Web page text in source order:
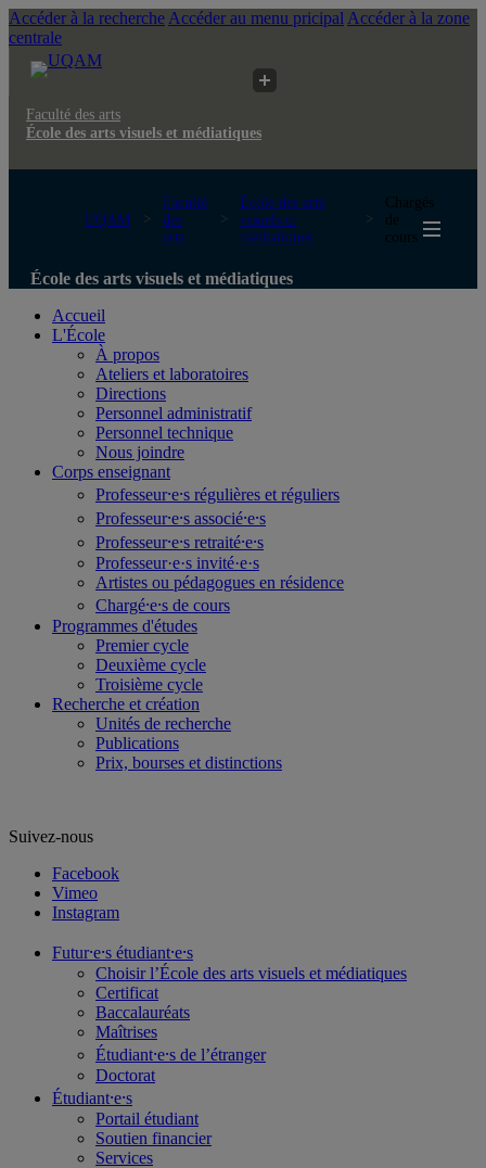
Accéder à la recherche Accéder au menu pricipal Accéder à la zone
centrale
Faculté des arts
École des arts visuels et médiatiques
UQAM
Faculté
des
arts
École des arts
visuels et
médiatiques
Chargés
de
cours
École des arts visuels et médiatiques
Accueil
L'École
À propos
Ateliers et laboratoires
Directions
Personnel administratif
Personnel technique
Nous joindre
Corps enseignant
Professeur⸱e⸱s régulières et réguliers
Professeur⸱e⸱s associé⸱e⸱s
Professeur⸱e⸱s retraité⸱e⸱s
Professeur·e·s invité·e·s
Artistes ou pédagogues en résidence
Chargé⸱e⸱s de cours
Programmes d'études
Premier cycle
Deuxième cycle
Troisième cycle
Recherche et création
Unités de recherche
Publications
Prix, bourses et distinctions
Suivez-nous
Facebook
Vimeo
Instagram
Futur⸱e⸱s étudiant⸱e⸱s
Choisir l’École des arts visuels et médiatiques
Certificat
Baccalauréats
Maîtrises
Étudiant⸱e⸱s de l’étranger
Doctorat
Étudiant⸱e⸱s
Portail étudiant
Soutien financier
Services